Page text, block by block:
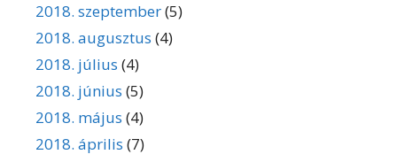
2018. szeptember(5)
2018. augusztus (4)
2018. július (4)
2018. június (5)
2018. május (4)
2018. április (7)